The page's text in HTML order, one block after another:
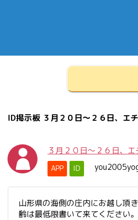
ID掲示板 ３月２０日～２６日、エ
３月２０日～２６日、
APP ID
山形県の海側の庄内にお越し頂
齢は最低限書いて来てください